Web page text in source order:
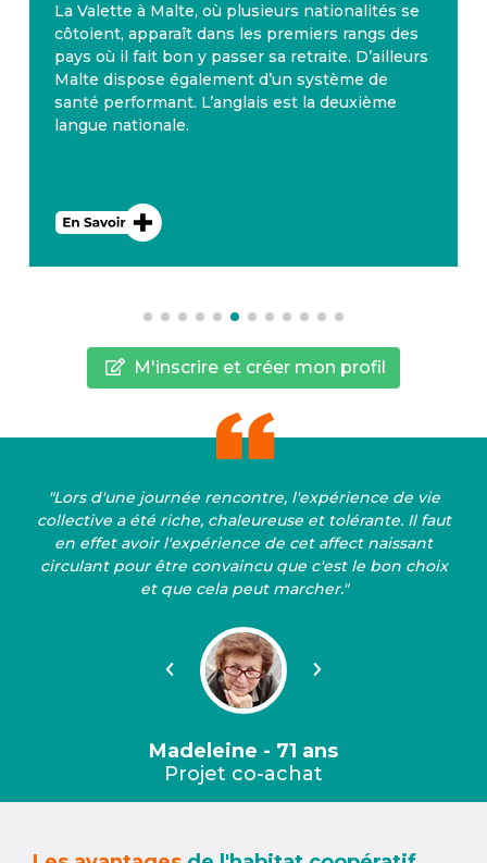
La Valette à Malte, où plusieurs nationalités se
côtoient, apparaît dans les premiers rangs des
pays où il fait bon y passer sa retraite. D’ailleurs
Malte dispose également d’un système de
santé performant. L’anglais est la deuxième
langue nationale.
M'inscrire et créer mon profil
"Lors d'une journée rencontre, l'expérience de vie
collective a été riche, chaleureuse et tolérante. Il faut
en effet avoir l'expérience de cet affect naissant
circulant pour être convaincu que c'est le bon choix
et que cela peut marcher."
Précédent Suivant
Madeleine - 71 ans
Projet co-achat